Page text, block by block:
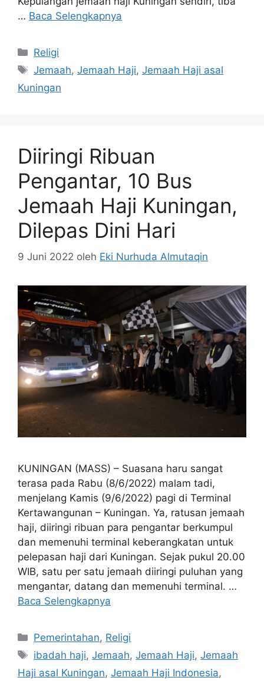
… Baca Selengkapnya
Kategori
Religi
Tag
Jemaah,Jemaah Haji,Jemaah Haji asal
Kuningan
Diiringi Ribuan
Pengantar, 10 Bus
Jemaah Haji Kuningan,
Dilepas Dini Hari
9 Juni 2022 oleh Eki Nurhuda Almutaqin
KUNINGAN (MASS) – Suasana haru sangat
terasa pada Rabu (8/6/2022) malam tadi,
menjelang Kamis (9/6/2022) pagi di Terminal
Kertawangunan – Kuningan. Ya, ratusan jemaah
haji, diiringi ribuan para pengantar berkumpul
dan memenuhi terminal keberangkatan untuk
pelepasan haji dari Kuningan. Sejak pukul 20.00
WIB, satu per satu jemaah diiringi puluhan yang
mengantar, datang dan memenuhi terminal. …
Baca Selengkapnya
Kategori
Pemerintahan, Religi
Tag
ibadah haji,Jemaah,Jemaah Haji,Jemaah
Haji asal Kuningan, Jemaah Haji Indonesia,